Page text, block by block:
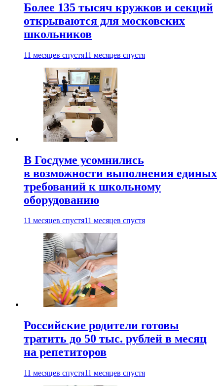
Более 135 тысяч кружков и секций
открываются для московских
школьников
11 месяцев спустя11 месяцев спустя
В Госдуме усомнились
в возможности выполнения единых
требований к школьному
оборудованию
11 месяцев спустя11 месяцев спустя
Российские родители готовы
тратить до 50 тыс. рублей в месяц
на репетиторов
11 месяцев спустя11 месяцев спустя